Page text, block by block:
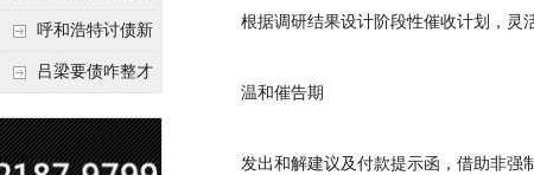
地行业协会出面，比
法院传票快
财产后申请破产，20
26年破产程序里还能
呼和浩特讨债新
招：2026年用“律师
成本低见效快
吕梁要债咋整才
调解渠道，比找公司
根据调研结果设计阶段性催收计划，灵活
温和催告期
发出和解建议及付款提示函，借助非强制